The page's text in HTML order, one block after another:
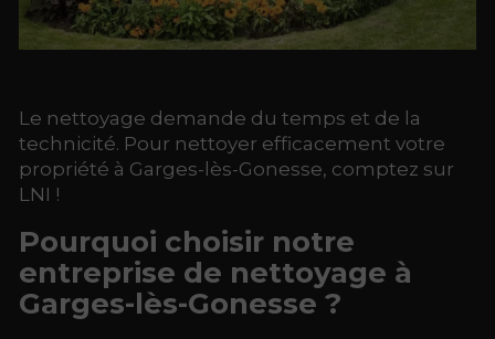
Le nettoyage demande du temps et de la
technicité. Pour nettoyer efficacement votre
propriété à Garges-lès-Gonesse, comptez sur
LNI !
Pourquoi choisir notre
entreprise de nettoyage à
Garges-lès-Gonesse ?